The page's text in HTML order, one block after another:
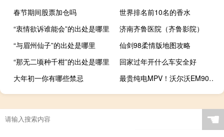
春节期间股票加仓吗
世界排名前10名的香水
“衷情欲诉谁能会”的出处是哪里
济南齐鲁医院（齐鲁影院）
“与眉州仙子”的出处是哪里
仙剑98柔情版地图攻略
“那无二顷种千柑”的出处是哪里
回家过年开什么车安全好
大年初一你有哪些禁忌
最贵纯电MPV！沃尔沃EM90卖81.8万 网友：梁静茹给的勇气
☚